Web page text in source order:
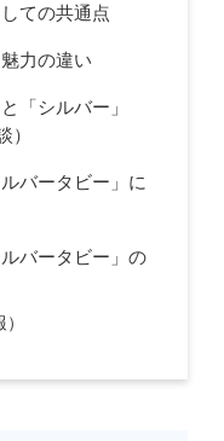
ての共通点
力の違い
「シルバー」
）
バータビー」に
バータビー」の